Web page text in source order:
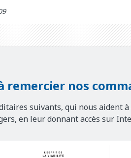
remercier nos
suivants, qui nous aident
en leur donnant accès sur